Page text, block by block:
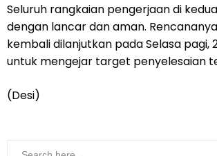
Seluruh rangkaian pengerjaan di
dengan lancar dan aman.
kembali dilanjutkan pada Selasa pagi,
untuk mengejar target penyelesaian
(Desi)